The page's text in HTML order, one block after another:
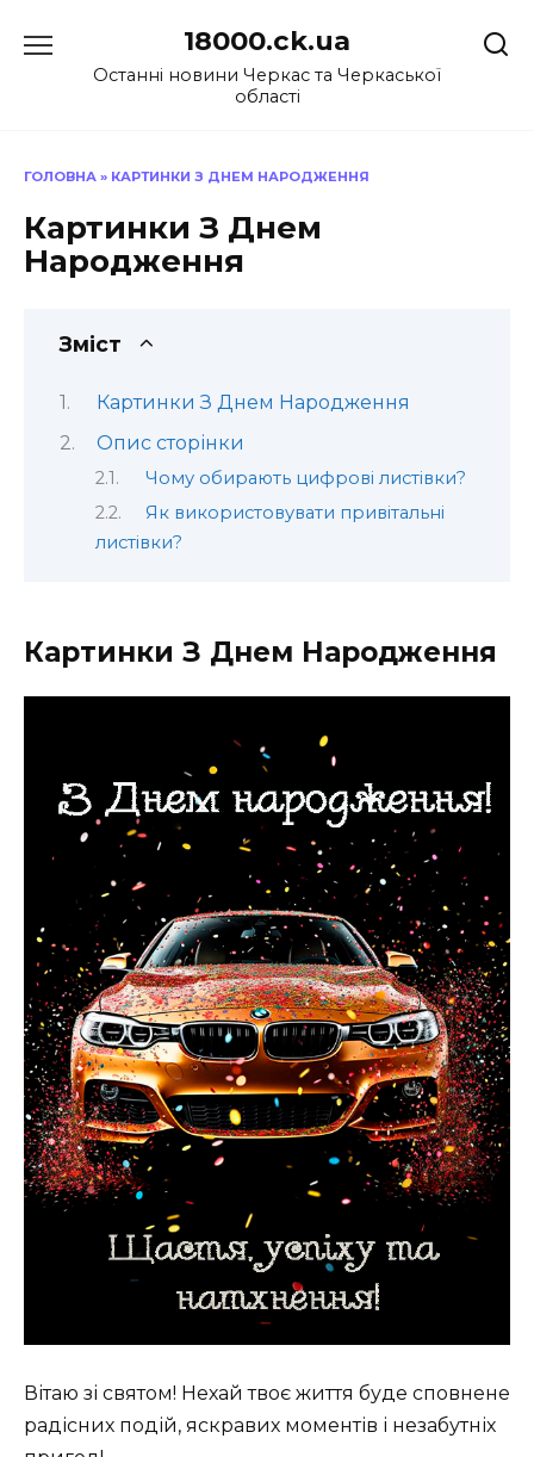
до
18000.ck.ua
Останні новини Черкас та Черкаської
області
ГОЛОВНА » КАРТИНКИ З ДНЕМ НАРОДЖЕННЯ
Картинки З Днем
Народження
Зміст
Картинки З Днем Народження
Опис сторінки
Чому обирають цифрові листівки?
Як використовувати привітальні
листівки?
Картинки З Днем Народження
Вітаю зі святом! Нехай твоє життя буде сповнене
радісних подій, яскравих моментів і незабутніх